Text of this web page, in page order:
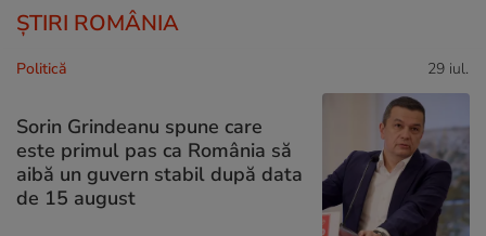
ȘTIRI ROMÂNIA
Politică 29 iul.
Sorin Grindeanu spune care
este primul pas ca România să
aibă un guvern stabil după data
de 15 august